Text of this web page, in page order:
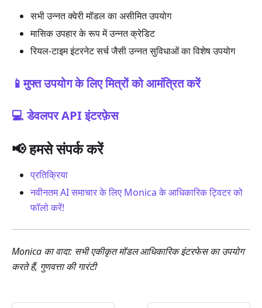
सभी उन्नत क्वेरी मॉडल का असीमित उपयोग
मासिक उपहार के रूप में उन्नत क्रेडिट
रियल-टाइम इंटरनेट सर्च जैसी उन्नत सुविधाओं का विशेष उपयोग
📱मुफ्त उपयोग के लिए मित्रों को आमंत्रित करें
💻 डेवलपर API इंटरफ़ेस
📢 हमसे संपर्क करें
प्रतिक्रिया
नवीनतम AI समाचार के लिए Monica के आधिकारिक ट्विटर को
फॉलो करें!
Monica का वादा: सभी एकीकृत मॉडल आधिकारिक इंटरफेस का उपयोग
करते हैं, गुणवत्ता की गारंटी